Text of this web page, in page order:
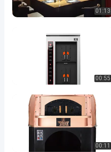
퍼
니
01:13
00:55
00:11